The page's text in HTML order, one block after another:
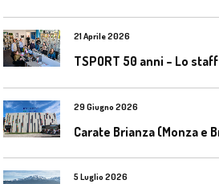
21 Aprile 2026
TSPORT 50 anni – Lo staff
29 Giugno 2026
5 Luglio 2026